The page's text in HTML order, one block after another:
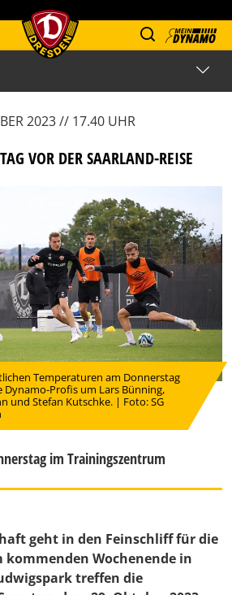
2023 // 17.40 UHR
VOR DER SAARLAND-REISE
Temperaturen am Donnerstag
Dynamo-Profis um Lars Bünning,
und Stefan Kutschke. | Foto: SG
im Trainingszentrum
geht in den Feinschliff für die
Wochenende in
treffen die